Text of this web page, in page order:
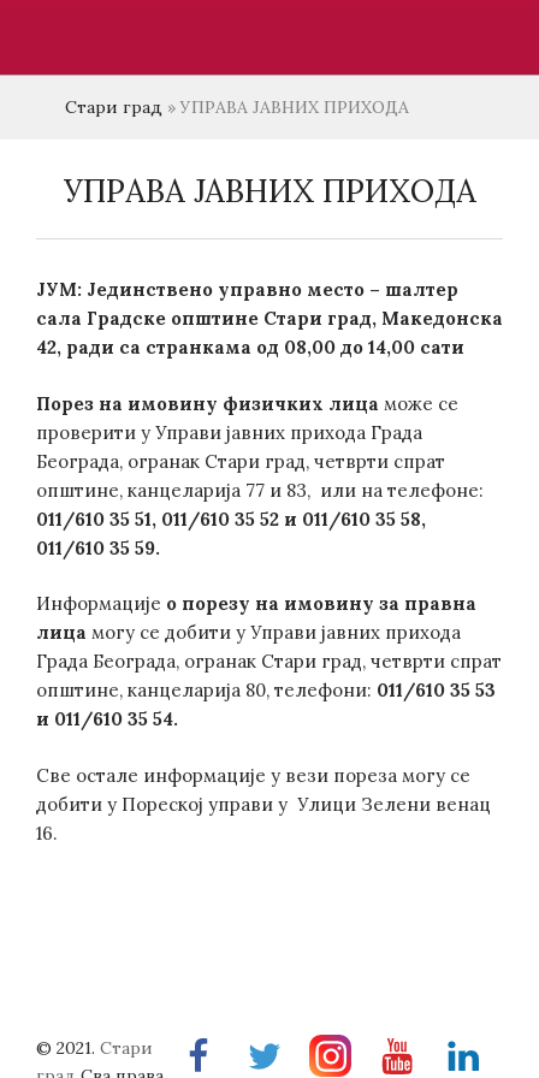
Стари град »УПРАВА ЈАВНИХ ПРИХОДА
УПРАВА ЈАВНИХ ПРИХОДА
ЈУМ: Јединствено управно место – шалтер
сала Градске општине Стари град, Македонска
42, ради са странкама од 08,00 до 14,00 сати
Порез на имовину физичких лица може се
проверити у Управи јавних прихода Града
Београда, огранак Стари град, четврти спрат
општине, канцеларија 77 и 83, или на телефонe:
011/610 35 51, 011/610 35 52 и 011/610 35 58,
011/610 35 59.
Информације о порезу на имовину за правна
лица могу се добити у Управи јавних прихода
Града Београда, огранак Стари град, четврти спрат
општине, канцеларија 80, телефони: 011/610 35 53
и 011/610 35 54.
Све остале информације у вези пореза могу се
добити у Пореској управи у Улици Зелени венац
16.
FacebookTwitterInstragramYoutubeLinkedin
© 2021. Стари